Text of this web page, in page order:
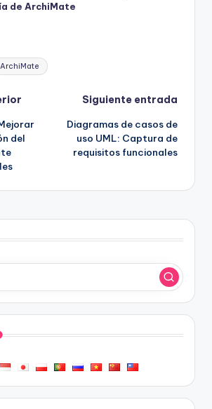
de ArchiMate
ArchiMate
del
Siguiente entrada
Diagramas de casos de
uso UML: Captura de
requisitos funcionales